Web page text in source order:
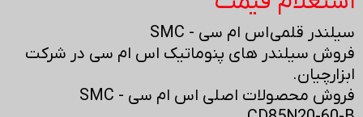
سیلندر قلمی اس ام سی - SMC
فروش سیلندر های پنوماتیک اس ام سی در شرکت
ابزارچیان.
فروش محصولات اصلی اس ام سی - SMC